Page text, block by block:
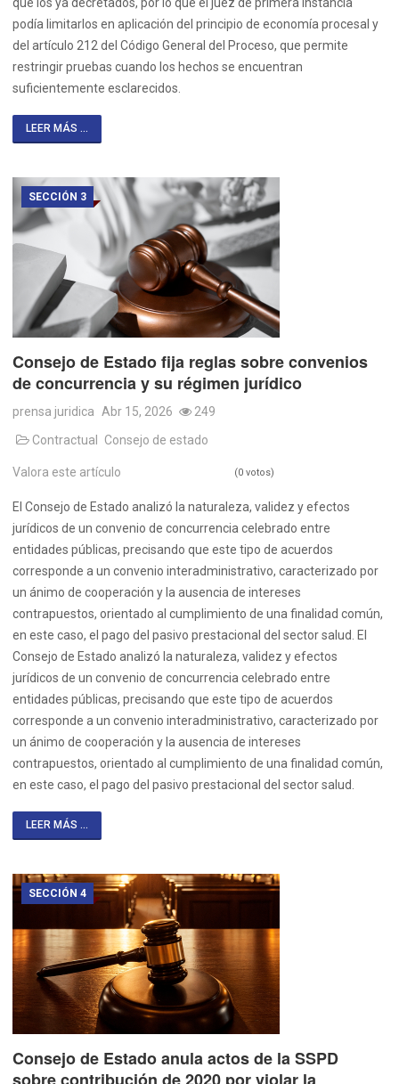
podía limitarlos en aplicación del principio de economía procesal y
del artículo 212 del Código General del Proceso, que permite
restringir pruebas cuando los hechos se encuentran
suficientemente esclarecidos.
LEER MÁS ...
SECCIÓN 3
Consejo de Estado fija reglas sobre convenios
de concurrencia y su régimen jurídico
prensa juridica Abr 15, 2026
249
Contractual
Consejo de estado
Valora este artículo (0 votos)
El Consejo de Estado analizó la naturaleza, validez y efectos
jurídicos de un convenio de concurrencia celebrado entre
entidades públicas, precisando que este tipo de acuerdos
corresponde a un convenio interadministrativo, caracterizado por
un ánimo de cooperación y la ausencia de intereses
contrapuestos, orientado al cumplimiento de una finalidad común,
en este caso, el pago del pasivo prestacional del sector salud. El
Consejo de Estado analizó la naturaleza, validez y efectos
jurídicos de un convenio de concurrencia celebrado entre
entidades públicas, precisando que este tipo de acuerdos
corresponde a un convenio interadministrativo, caracterizado por
un ánimo de cooperación y la ausencia de intereses
contrapuestos, orientado al cumplimiento de una finalidad común,
en este caso, el pago del pasivo prestacional del sector salud.
LEER MÁS ...
SECCIÓN 4
Consejo de Estado anula actos de la SSPD
sobre contribución de 2020 por violar la